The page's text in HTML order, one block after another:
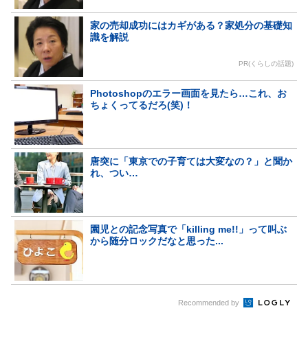
家の売却成功にはカギがある？家処分の基礎知
識を解説
PR(くらしの話題)
Photoshopのエラー画面を見たら…これ、お
ちょくってるだろ(笑)！
唐突に「東京での子育ては大変なの？」と聞か
れ、つい…
園児との記念写真で「killing me!!」って叫ぶ
から随分ロックだなと思った...
Recommended by